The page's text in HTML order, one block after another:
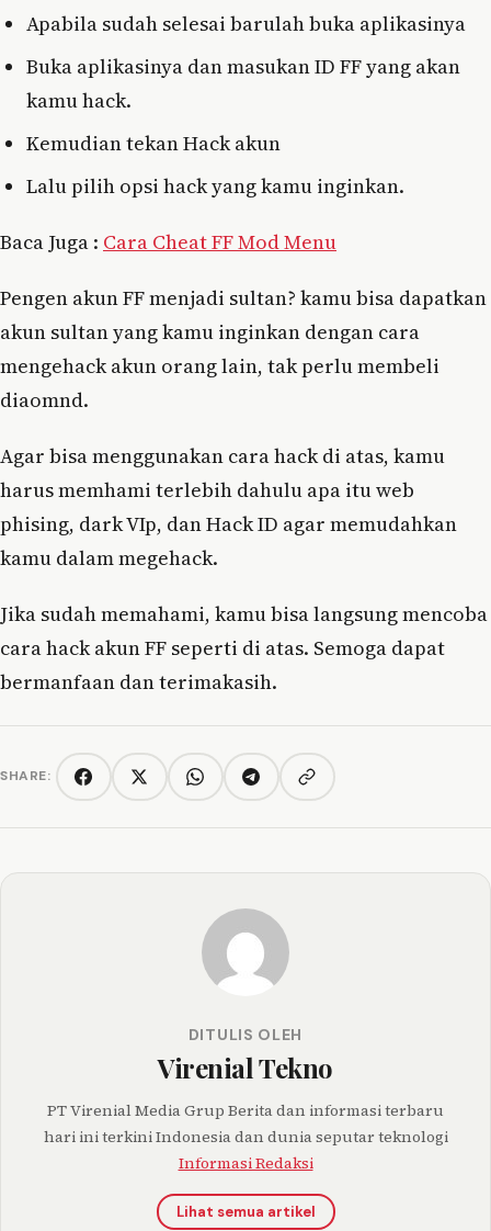
Apabila sudah selesai barulah buka aplikasinya
Buka aplikasinya dan masukan ID FF yang akan
kamu hack.
Kemudian tekan Hack akun
Lalu pilih opsi hack yang kamu inginkan.
Baca Juga : Cara Cheat FF Mod Menu
Pengen akun FF menjadi sultan? kamu bisa dapatkan
akun sultan yang kamu inginkan dengan cara
mengehack akun orang lain, tak perlu membeli
diaomnd.
Agar bisa menggunakan cara hack di atas, kamu
harus memhami terlebih dahulu apa itu web
phising, dark VIp, dan Hack ID agar memudahkan
kamu dalam megehack.
Jika sudah memahami, kamu bisa langsung mencoba
cara hack akun FF seperti di atas. Semoga dapat
bermanfaan dan terimakasih.
SHARE: FacebookTwitter/XWhatsAppTelegramCopy link
DITULIS OLEH
Virenial Tekno
PT Virenial Media Grup Berita dan informasi terbaru
hari ini terkini Indonesia dan dunia seputar teknologi
Informasi Redaksi
Lihat semua artikel